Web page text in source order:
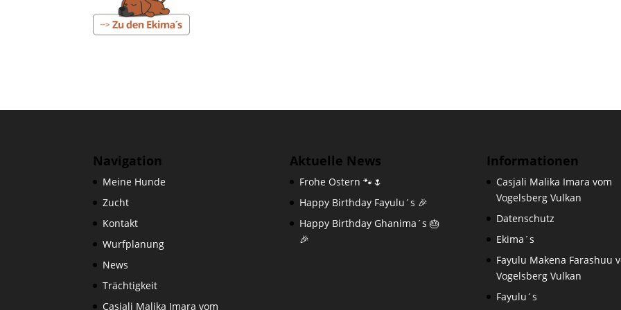
Navigation
Meine Hunde
Zucht
Kontakt
Wurfplanung
News
Trächtigkeit
Casjali Malika Imara vom
Aktuelle News
Frohe Ostern 🐾🌷
Happy Birthday Fayulu´s 🎉
Happy Birthday Ghanima´s 🎂
🎉
Informationen
Casjali Malika Imara vom
Vogelsberg Vulkan
Datenschutz
Ekima´s
Fayulu Makena Farashuu
Vogelsberg Vulkan
Fayulu´s